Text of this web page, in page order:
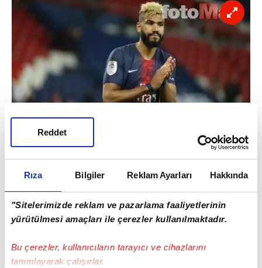
Rıza Bilgiler Reklam Ayarları Hakkında
"Sitelerimizde reklam ve pazarlama faaliyetlerinin
yürütülmesi amaçları ile çerezler kullanılmaktadır.
Bu çerezler, kullanıcıların tarayıcı ve cihazlarını
tanımlayarak çalışırlar.
Reddet
Teknik direktör Ersun Yanal, taktikleri gereği
birden çok pozisyonu oynayabilen
hücumculara ihtiyaç duyduğunu belirtti.